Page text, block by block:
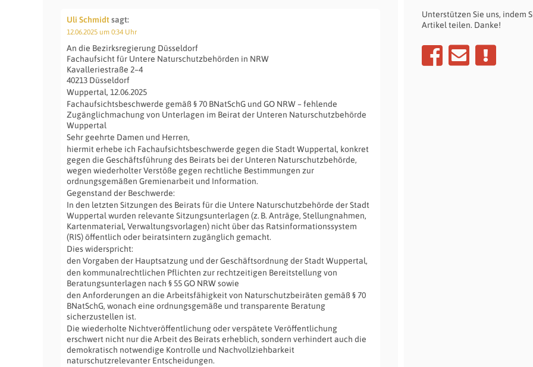
Uli Schmidtsagt:
12.06.2025 um 0:34 Uhr
An die Bezirksregierung Düsseldorf
Fachaufsicht für Untere Naturschutzbehörden in NRW
Kavalleriestraße 2–4
40213 Düsseldorf
Wuppertal, 12.06.2025
Fachaufsichtsbeschwerde gemäß § 70 BNatSchG und GO NRW – fehlende
Zugänglichmachung von Unterlagen im Beirat der Unteren Naturschutzbehörde
Wuppertal
Sehr geehrte Damen und Herren,
hiermit erhebe ich Fachaufsichtsbeschwerde gegen die Stadt Wuppertal, konkret
gegen die Geschäftsführung des Beirats bei der Unteren Naturschutzbehörde,
wegen wiederholter Verstöße gegen rechtliche Bestimmungen zur
ordnungsgemäßen Gremienarbeit und Information.
Gegenstand der Beschwerde:
In den letzten Sitzungen des Beirats für die Untere Naturschutzbehörde der Stadt
Wuppertal wurden relevante Sitzungsunterlagen (z. B. Anträge, Stellungnahmen,
Kartenmaterial, Verwaltungsvorlagen) nicht über das Ratsinformationssystem
(RIS) öffentlich oder beiratsintern zugänglich gemacht.
Dies widerspricht:
den Vorgaben der Hauptsatzung und der Geschäftsordnung der Stadt Wuppertal,
den kommunalrechtlichen Pflichten zur rechtzeitigen Bereitstellung von
Beratungsunterlagen nach § 55 GO NRW sowie
den Anforderungen an die Arbeitsfähigkeit von Naturschutzbeiräten gemäß § 70
BNatSchG, wonach eine ordnungsgemäße und transparente Beratung
sicherzustellen ist.
Die wiederholte Nichtveröffentlichung oder verspätete Veröffentlichung
erschwert nicht nur die Arbeit des Beirats erheblich, sondern verhindert auch die
demokratisch notwendige Kontrolle und Nachvollziehbarkeit
naturschutzrelevanter Entscheidungen.
Unterstützen Sie uns, indem
Artikel teilen. Danke!